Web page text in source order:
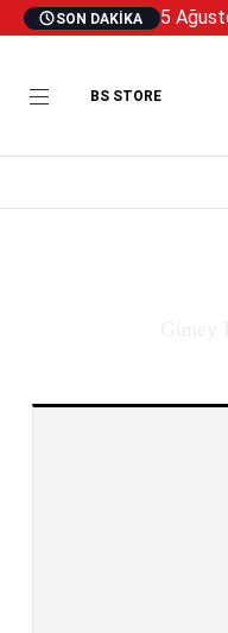
SON DAKIKA 5
BS STORE